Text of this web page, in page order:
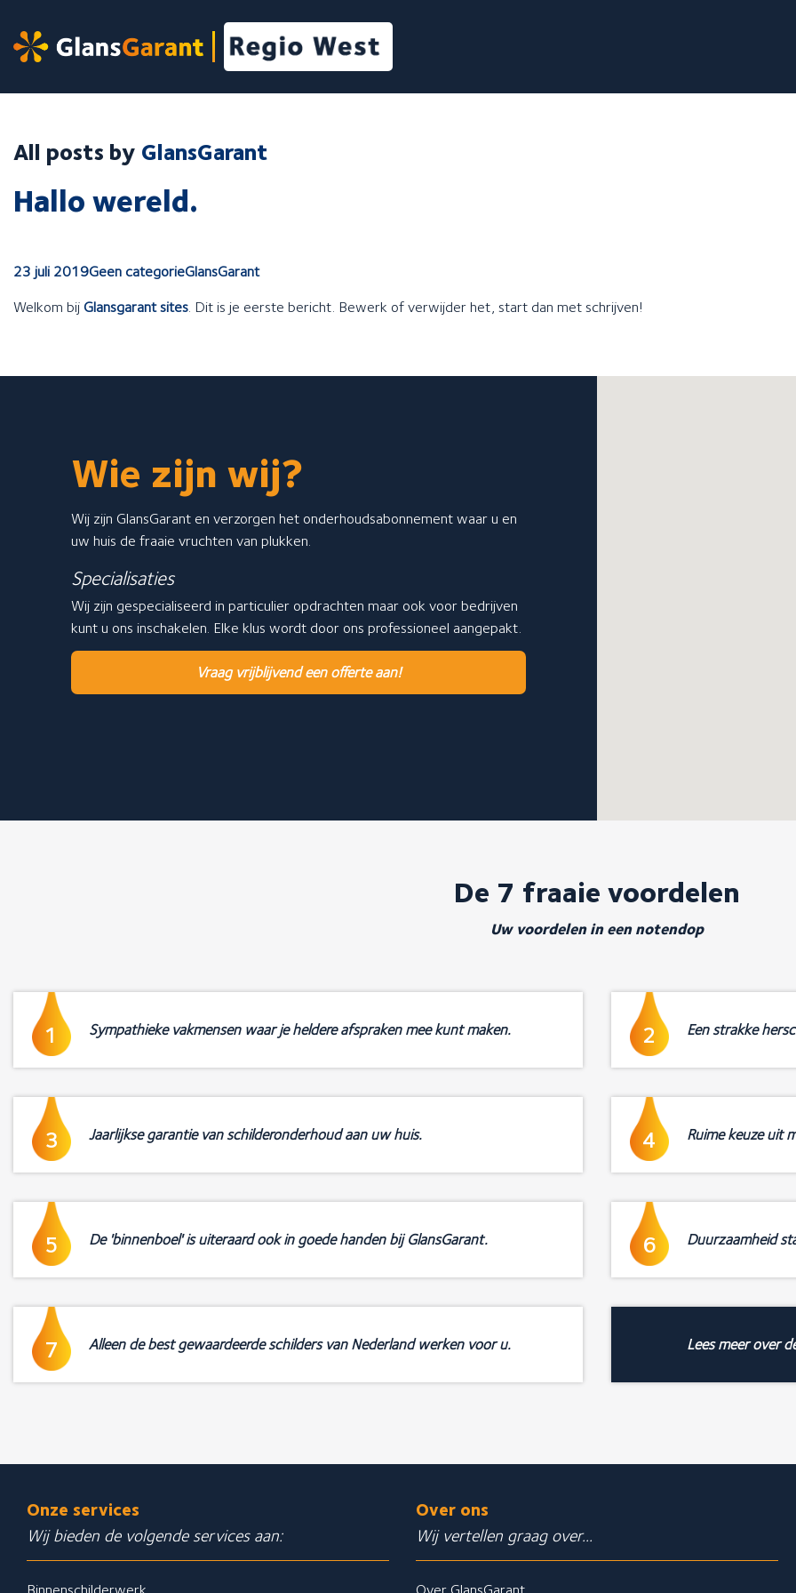
Wij bieden de volgende services aan:
Binnenschilderwerk
Kleine reparaties
All posts by GlansGarant
Hallo wereld.
23 juli 2019Geen categorieGlansGarant
Welkom bij Glansgarant sites. Dit is je eerste bericht. Bewerk of verwijder het, start dan met schrijven!
Wie zijn wij?
Wij zijn GlansGarant en verzorgen het onderhoudsabonnement waar u en
uw huis de fraaie vruchten van plukken.
Specialisaties
Wij zijn gespecialiseerd in particulier opdrachten maar ook voor bedrijven
kunt u ons inschakelen. Elke klus wordt door ons professioneel aangepakt.
Vraag vrijblijvend een offerte aan!
De 7 fraaie voordelen
Uw voordelen in een notendop
1 Sympathieke vakmensen waar je heldere afspraken mee kunt maken. 2 Een strakke
3 Jaarlijkse garantie van schilderonderhoud aan uw huis. 4 Ruime keuze uit
5 De 'binnenboel' is uiteraard ook in goede handen bij GlansGarant. 6 Duurzaamheid
7 Alleen de best gewaardeerde schilders van Nederland werken voor u. Lees meer over
Onze services
Wij bieden de volgende services aan:
Over ons
Wij vertellen graag over...